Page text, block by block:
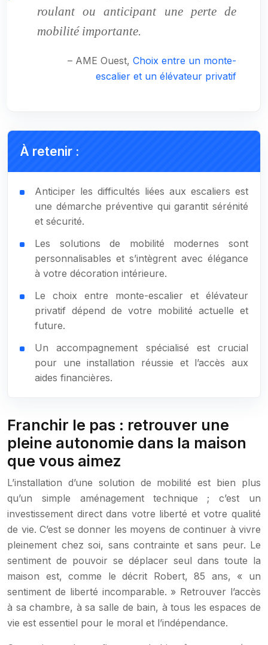
roulant ou anticipant une perte de
mobilité importante.
– AME Ouest, Choix entre un monte-
escalier et un élévateur privatif
À retenir :
Anticiper les difficultés liées aux escaliers est
une démarche préventive qui garantit sérénité
et sécurité.
Les solutions de mobilité modernes sont
personnalisables et s’intègrent avec élégance
à votre décoration intérieure.
Le choix entre monte-escalier et élévateur
privatif dépend de votre mobilité actuelle et
future.
Un accompagnement spécialisé est crucial
pour une installation réussie et l’accès aux
aides financières.
Franchir le pas : retrouver une
pleine autonomie dans la maison
que vous aimez
L’installation d’une solution de mobilité est bien plus
qu’un simple aménagement technique ; c’est un
investissement direct dans votre liberté et votre qualité
de vie. C’est se donner les moyens de continuer à vivre
pleinement chez soi, sans contrainte et sans peur. Le
sentiment de pouvoir se déplacer seul dans toute la
maison est, comme le décrit Robert, 85 ans, « un
sentiment de liberté incomparable. » Retrouver l’accès
à sa chambre, à sa salle de bain, à tous les espaces de
vie est essentiel pour le moral et l’indépendance.